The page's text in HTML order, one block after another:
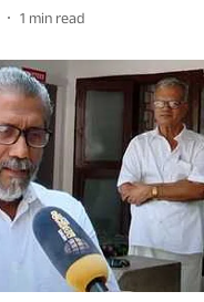
1 min read